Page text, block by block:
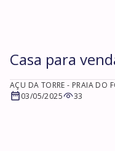
Casa para
AÇU DA TORRE - PRAIA DO
03/05/2025
33